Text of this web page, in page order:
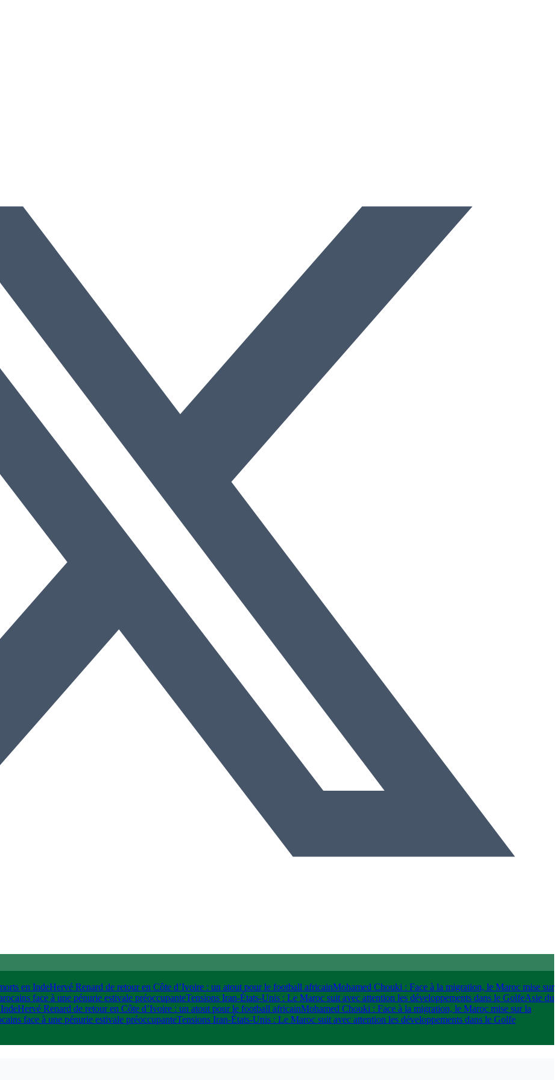
en IndeHervé Renard de retour en Côte d’Ivoire : un atout pour le football africainMohamed Chouki : Face à la migration, le Maroc mise sur
face à une pénurie estivale préoccupanteTensions Iran-États-Unis : Le Maroc suit avec attention les développements dans le GolfeAsie du
Hervé Renard de retour en Côte d’Ivoire : un atout pour le football africainMohamed Chouki : Face à la migration, le Maroc mise sur la
face à une pénurie estivale préoccupanteTensions Iran-États-Unis : Le Maroc suit avec attention les développements dans le Golfe